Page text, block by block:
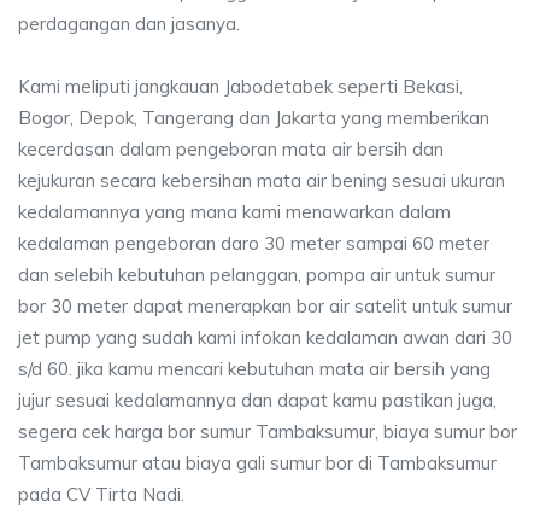
perdagangan dan jasanya.
Kami meliputi jangkauan Jabodetabek seperti Bekasi,
Bogor, Depok, Tangerang dan Jakarta yang memberikan
kecerdasan dalam pengeboran mata air bersih dan
kejukuran secara kebersihan mata air bening sesuai ukuran
kedalamannya yang mana kami menawarkan dalam
kedalaman pengeboran daro 30 meter sampai 60 meter
dan selebih kebutuhan pelanggan, pompa air untuk sumur
bor 30 meter dapat menerapkan bor air satelit untuk sumur
jet pump yang sudah kami infokan kedalaman awan dari 30
s/d 60. jika kamu mencari kebutuhan mata air bersih yang
jujur sesuai kedalamannya dan dapat kamu pastikan juga,
segera cek harga bor sumur Tambaksumur, biaya sumur bor
Tambaksumur atau biaya gali sumur bor di Tambaksumur
pada CV Tirta Nadi.